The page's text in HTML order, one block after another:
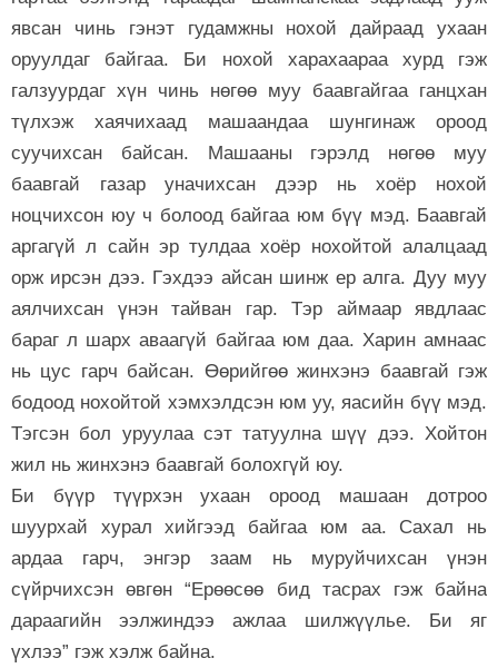
явсан чинь гэнэт гудамжны нохой дайраад ухаан
оруулдаг байгаа. Би нохой харахаараа хурд гэж
галзуурдаг хүн чинь нөгөө муу баавгайгаа ганцхан
түлхэж хаячихаад машаандаа шунгинаж ороод
суучихсан байсан. Машааны гэрэлд нөгөө муу
баавгай газар уначихсан дээр нь хоёр нохой
ноцчихсон юу ч болоод байгаа юм бүү мэд. Баавгай
аргагүй л сайн эр тулдаа хоёр нохойтой алалцаад
орж ирсэн дээ. Гэхдээ айсан шинж ер алга. Дуу муу
аялчихсан үнэн тайван гар. Тэр аймаар явдлаас
бараг л шарх аваагүй байгаа юм даа. Харин амнаас
нь цус гарч байсан. Өөрийгөө жинхэнэ баавгай гэж
бодоод нохойтой хэмхэлдсэн юм уу, яасийн бүү мэд.
Тэгсэн бол уруулаа сэт татуулна шүү дээ. Хойтон
жил нь жинхэнэ баавгай болохгүй юу.
Би бүүр түүрхэн ухаан ороод машаан дотроо
шуурхай хурал хийгээд байгаа юм аа. Сахал нь
ардаа гарч, энгэр заам нь муруйчихсан үнэн
сүйрчихсэн өвгөн “Ерөөсөө бид тасрах гэж байна
дараагийн ээлжиндээ ажлаа шилжүүлье. Би яг
үхлээ” гэж хэлж байна.